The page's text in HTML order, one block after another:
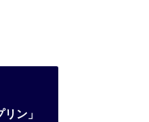
ン」